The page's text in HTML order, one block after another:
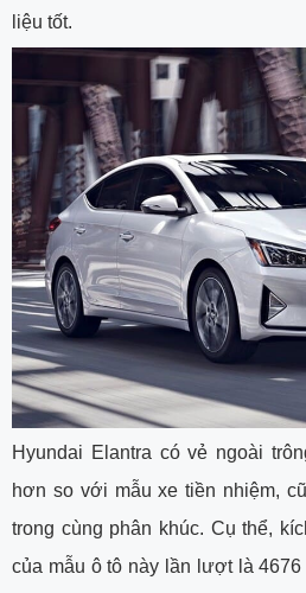
liệu tốt.
Hyundai Elantra có vẻ ngoài
hơn so với mẫu xe tiền nhiệm,
trong cùng phân khúc. Cụ thể,
của mẫu ô tô này lần lượt là